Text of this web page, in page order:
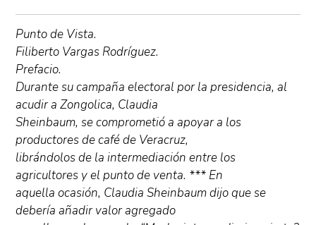
Punto de Vista.
Filiberto Vargas Rodríguez.
Prefacio.
Durante su campaña electoral por la presidencia, al
acudir a Zongolica, Claudia
Sheinbaum, se comprometió a apoyar a los
productores de café de Veracruz,
librándolos de la intermediación entre los
agricultores y el punto de venta. *** En
aquella ocasión, Claudia Sheinbaum dijo que se
debería añadir valor agregado